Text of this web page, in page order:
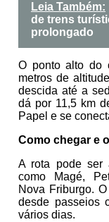
Leia Também:
de trens
prolongado
O ponto alto do
metros de
descida até a
dá por 11,5 km
Papel e se
Como chegar e
A rota pode ser
como Magé,
Nova Friburgo.
desde passeios
vários dias.